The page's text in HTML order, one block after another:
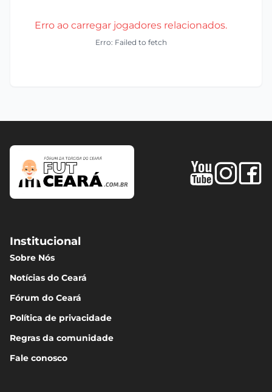
Erro ao carregar jogadores relacionados.
Erro: Failed to fetch
Institucional
Sobre Nós
Notícias do Ceará
Fórum do Ceará
Política de privacidade
Regras da comunidade
Fale conosco